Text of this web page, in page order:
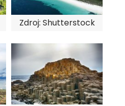
Zdroj: Shutterstock